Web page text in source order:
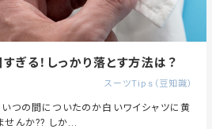
ぎる！しっかり落とす方法は？
スーツTips（豆知識）
つの間についたのか白いワイシャツに黄
せんか?? しか...